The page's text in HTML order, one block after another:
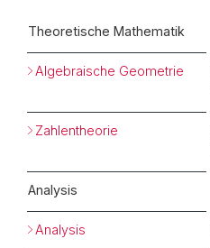
Theoretische Mathematik
Algebraische Geometrie
Zahlentheorie
Analysis
Analysis